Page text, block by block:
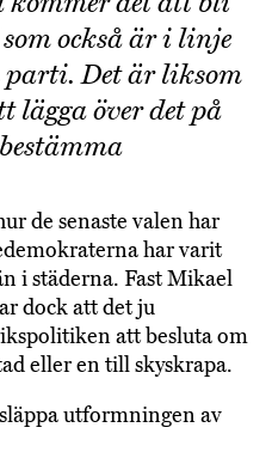
också är i linje
Det är liksom
lägga över det på
de senaste valen har
har varit
i städerna. Fast Mikael
dock att det ju
att besluta om
eller en till skyskrapa.
utformningen av